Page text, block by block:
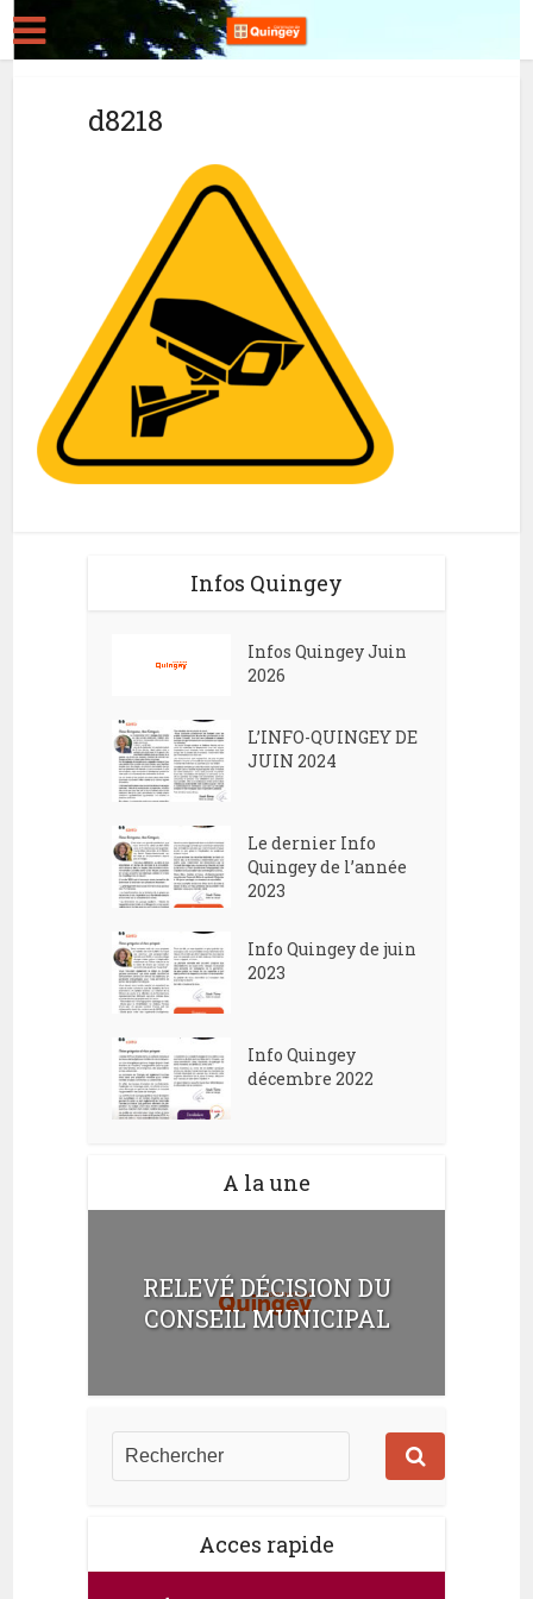
d8218
Infos Quingey
Infos Quingey Juin
2026
L’INFO-QUINGEY DE
JUIN 2024
Le dernier Info
Quingey de l’année
2023
Info Quingey de juin
2023
Info Quingey
décembre 2022
A la une
RELEVÉ DÉCISION DU
CONSEIL MUNICIPAL
Acces rapide